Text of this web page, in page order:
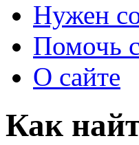
Нужен
Помочь
О сайте
Как